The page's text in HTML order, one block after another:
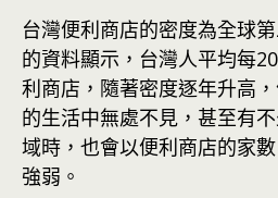
台灣便利商店的密度為全球
的資料顯示，台灣人平均每
利商店，隨著密度逐年升高
的生活中無處不見，甚至有
域時，也會以便利商店的家
強弱。